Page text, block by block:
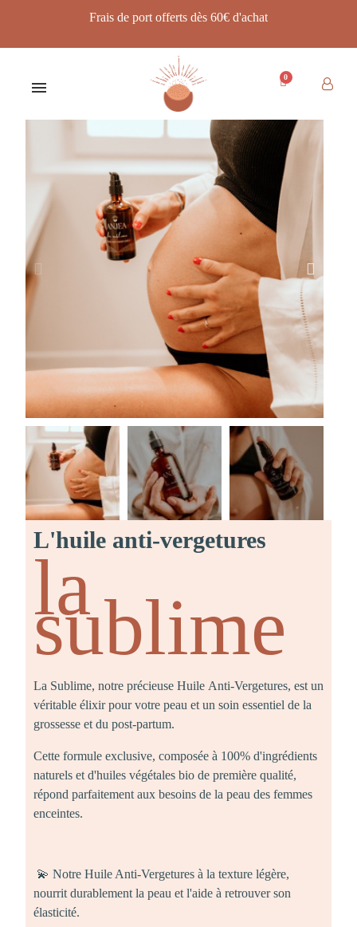
Frais de port offerts dès 60€ d'achat
L'huile anti-vergetures
la
sublime
La Sublime, notre précieuse Huile Anti-Vergetures, est un
véritable élixir pour votre peau et un soin essentiel de la
grossesse et du post-partum.
Cette formule exclusive, composée à 100% d'ingrédients
naturels et d'huiles végétales bio de première qualité,
répond parfaitement aux besoins de la peau des femmes
enceintes.
💫 Notre Huile Anti-Vergetures à la texture légère,
nourrit durablement la peau et l'aide à retrouver son
élasticité.